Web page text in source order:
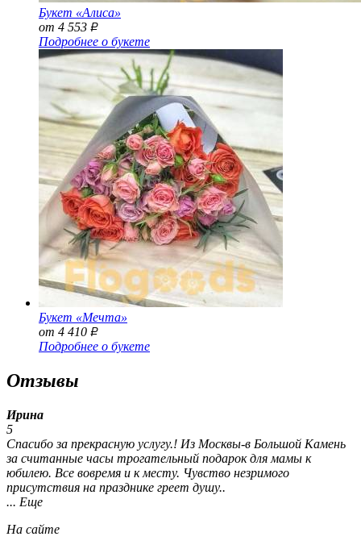
Букет «Алиса»
от 4 553 Р
Подробнее о букете
Букет «Мечта»
от 4 410 Р
Подробнее о букете
Отзывы
Ирина
5
Спасибо за прекрасную услугу.! Из Москвы-в Большой Камень
за считанные часы трогательный подарок для мамы к
юбилею. Все вовремя и к месту. Чувство незримого
присутствия на празднике греет душу..
... Еще
На сайте